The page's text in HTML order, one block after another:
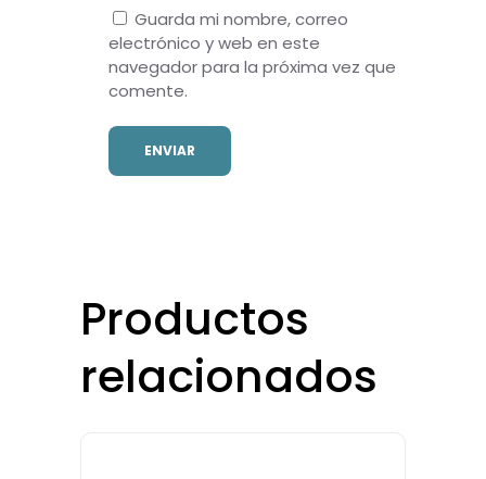
Guarda mi nombre, correo
electrónico y web en este
navegador para la próxima vez que
comente.
Productos
relacionados